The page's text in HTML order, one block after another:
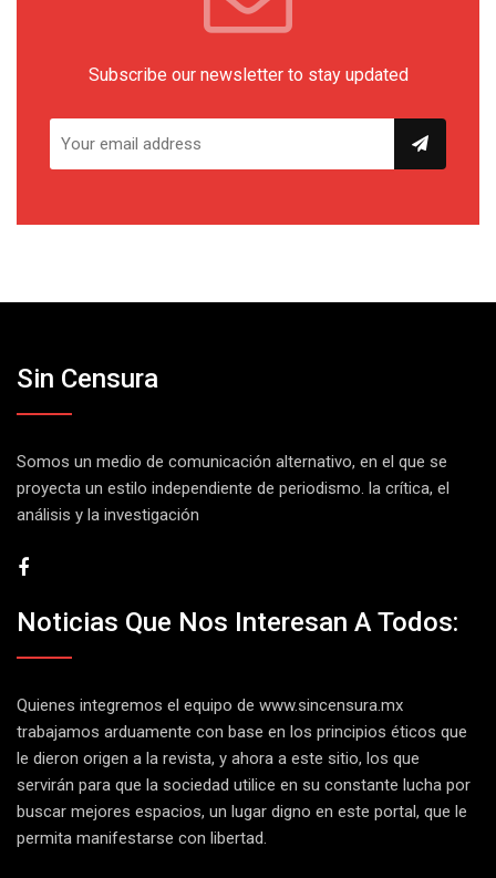
Subscribe our newsletter to stay updated
Sin Censura
Somos un medio de comunicación alternativo, en el que se
proyecta un estilo independiente de periodismo. la crítica, el
análisis y la investigación
Noticias Que Nos Interesan A Todos:
Quienes integremos el equipo de www.sincensura.mx
trabajamos arduamente con base en los principios éticos que
le dieron origen a la revista, y ahora a este sitio, los que
servirán para que la sociedad utilice en su constante lucha por
buscar mejores espacios, un lugar digno en este portal, que le
permita manifestarse con libertad.